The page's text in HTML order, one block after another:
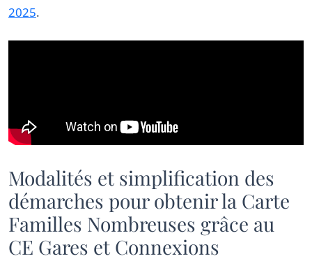
2025.
Modalités et simplification des
démarches pour obtenir la Carte
Familles Nombreuses grâce au
CE Gares et Connexions